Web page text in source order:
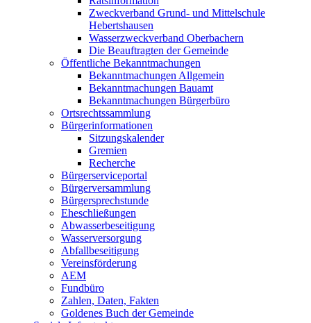
Zweckverband Grund- und Mittelschule
Hebertshausen
Wasserzweckverband Oberbachern
Die Beauftragten der Gemeinde
Öffentliche Bekanntmachungen
Bekanntmachungen Allgemein
Bekanntmachungen Bauamt
Bekanntmachungen Bürgerbüro
Ortsrechtssammlung
Bürgerinformationen
Sitzungskalender
Gremien
Recherche
Bürgerserviceportal
Bürgerversammlung
Bürgersprechstunde
Eheschließungen
Abwasserbeseitigung
Wasserversorgung
Abfallbeseitigung
Vereinsförderung
AEM
Fundbüro
Zahlen, Daten, Fakten
Goldenes Buch der Gemeinde